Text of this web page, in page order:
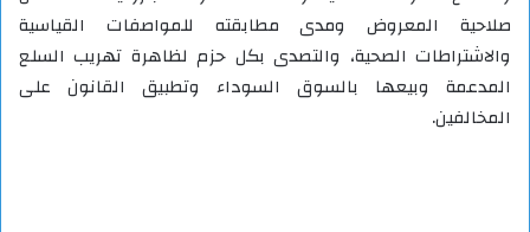
صلاحية المعروض ومدى مطابقته للمواصفات القياسية
والاشتراطات الصحية، والتصدى بكل حزم لظاهرة تهريب السلع
المدعمة وبيعها بالسوق السوداء وتطبيق القانون على
المخالفين.